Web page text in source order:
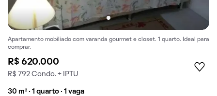
Apartamento mobiliado com varanda gourmet e closet. 1 quarto. Ideal para
comprar.
R$ 620.000
R$ 792 Condo. + IPTU
30 m² · 1 quarto · 1 vaga